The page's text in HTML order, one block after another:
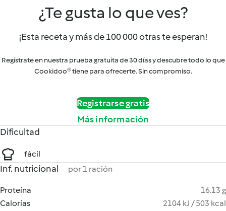
¿Te gusta lo que ves?
¡Esta receta y más de 100 000 otras te esperan!
Regístrate en nuestra prueba gratuita de 30 días y descubre todo lo que
Cookidoo® tiene para ofrecerte. Sin compromiso.
Registrarse gratis
Más información
Dificultad
fácil
Inf. nutricional por 1 ración
Proteína
16.13 g
Calorías
2104 kJ / 503 kcal